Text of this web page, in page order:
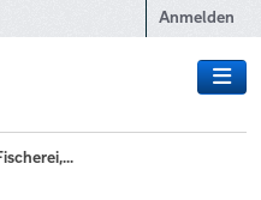
Anmelden